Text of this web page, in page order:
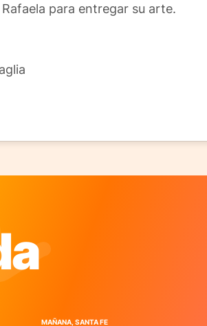
para entregar su arte.
MAÑANA, SANTA FE